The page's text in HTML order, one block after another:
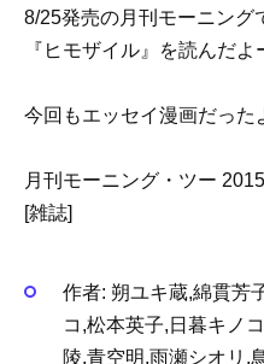
8/25発売の月刊モーニング
『ヒモザイル』を読んだよ
今回もエッセイ漫画だった
月刊モーニング・ツー
[雑誌]
作者: 朔ユキ蔵,綿貫芳
コ,松本英子,日暮キノ
陵,青空明,雨瀬シオリ,